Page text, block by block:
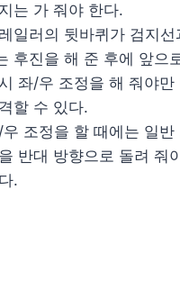
는 가 줘야 한다.
일러의 뒷바퀴가 검지
후진을 해 준 후에 앞으
좌/우 조정을 해 줘야만
할 수 있다.
조정을 할 때에는 일반
반대 방향으로 돌려 줘
.